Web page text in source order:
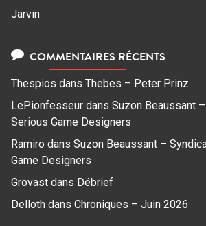
Jarvin
COMMENTAIRES RÉCENTS
Thespios dans Thebes – Peter Prinz
LePionfesseur dans Suzon Beaussant
Serious Game Designers
Ramiro dans Suzon Beaussant –
Game Designers
Grovast dans Débrief
Delloth dans Chroniques – Juin 2026